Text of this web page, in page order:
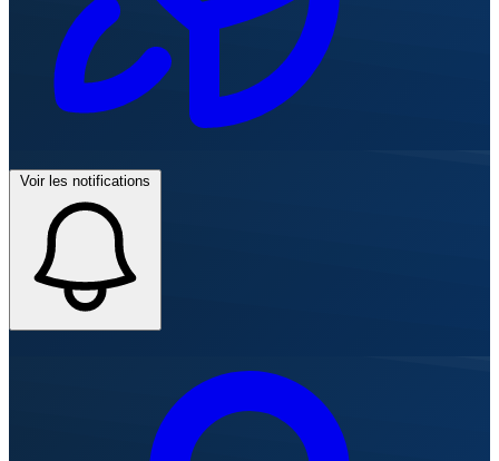
Voir les notifications